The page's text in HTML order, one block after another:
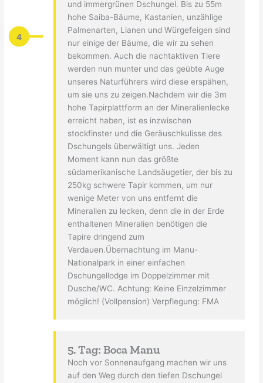
4
und immergrünen Dschungel. Bis zu 55m
hohe Saiba-Bäume, Kastanien, unzählige
Palmenarten, Lianen und Würgefeigen sind
nur einige der Bäume, die wir zu sehen
bekommen. Auch die nachtaktiven Tiere
werden nun munter und das geübte Auge
unseres Naturführers wird diese erspähen,
um sie uns zu zeigen.Nachdem wir die 3m
hohe Tapirplattform an der Mineralienlecke
erreicht haben, ist es inzwischen
stockfinster und die Geräuschkulisse des
Dschungels überwältigt uns. Jeden
Moment kann nun das größte
südamerikanische Landsäugetier, der bis zu
250kg schwere Tapir kommen, um nur
wenige Meter von uns entfernt die
Mineralien zu lecken, denn die in der Erde
enthaltenen Mineralien benötigen die
Tapire dringend zum
Verdauen.Übernachtung im Manu-
Nationalpark in einer einfachen
Dschungellodge im Doppelzimmer mit
Dusche/WC. Achtung: Keine Einzelzimmer
möglich! (Vollpension) Verpflegung: FMA
5. Tag: Boca Manu
Noch vor Sonnenaufgang machen wir uns
auf den Weg durch den tiefen Dschungel